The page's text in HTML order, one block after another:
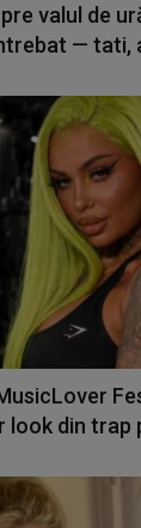
valul de
— tati,
din trap